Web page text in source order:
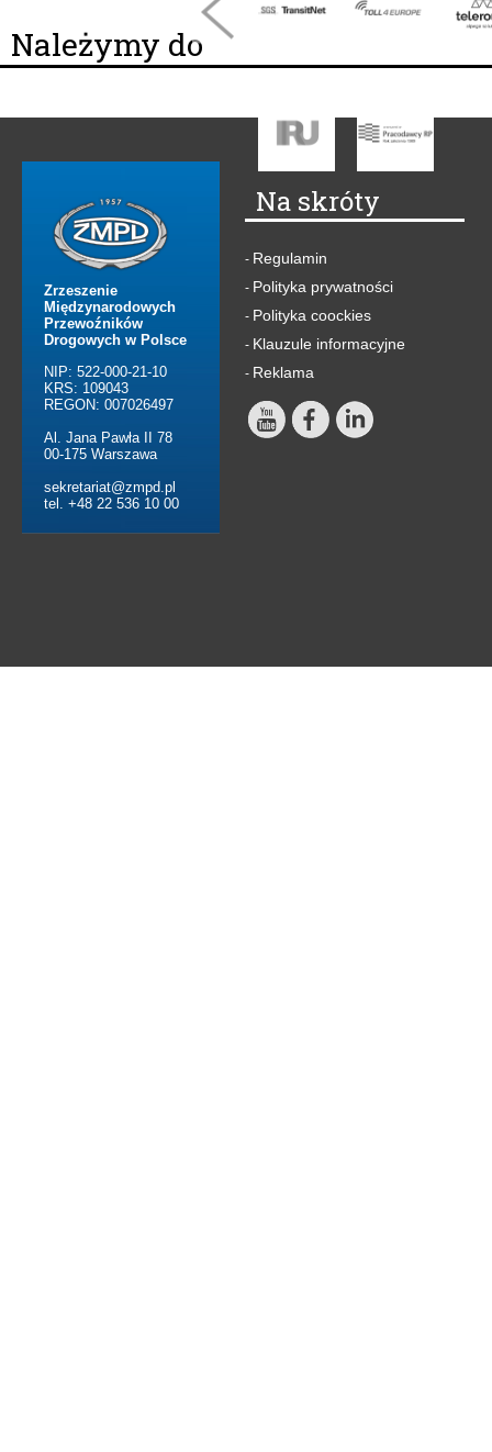
Należymy do
Zrzeszenie
Międzynarodowych
Przewoźników
Drogowych w Polsce
NIP: 522-000-21-10
KRS: 109043
REGON: 007026497
Al. Jana Pawła II 78
00-175 Warszawa
sekretariat@zmpd.pl
tel. +48 22 536 10 00
Na skróty
- Regulamin
- Polityka prywatności
- Polityka coockies
- Klauzule informacyjne
- Reklama